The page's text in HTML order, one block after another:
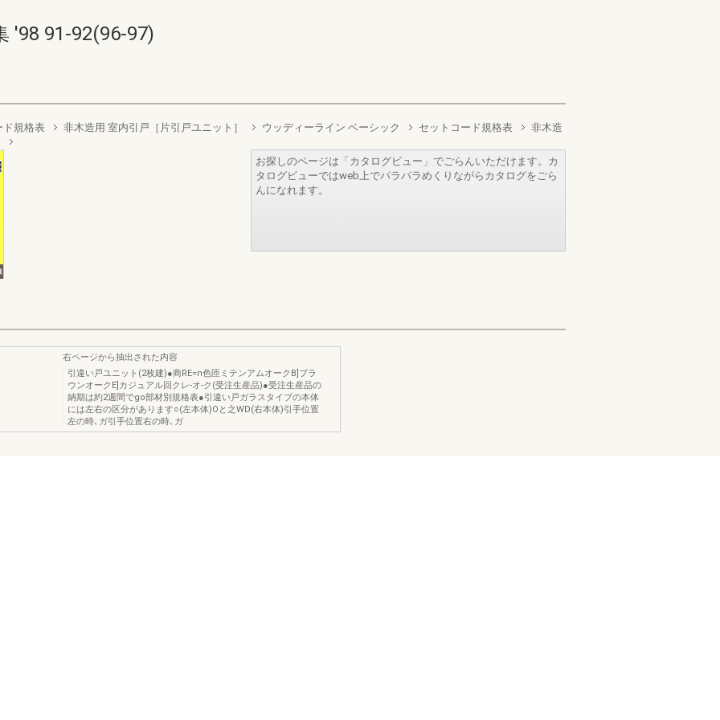
'98 91-92(96-97)
ド規格表 非木造用 室内引戸［片引戸ユニット］ ウッディーライン ベーシック セットコード規格表
非木造
お探しのページは「カタログビュー」でごらんいただけます。カ
タログビューではweb上でパラパラめくりながらカタログをごら
んになれます。
右ページから抽出された内容
引違い戸ユニット(2枚建)●商RE=n色匝ミテンアムオークB]ブラ
ウンオークE]カジュアル回クレ-オ-ク(受注生産品)●受注生産品の
納期は約2週間でgo部材別規格表●引違い戸ガラスタイプの本体
には左右の区分があります○(左本体)Oと之WD(右本体)引手位置
左の時､ガ引手位置右の時､ガ